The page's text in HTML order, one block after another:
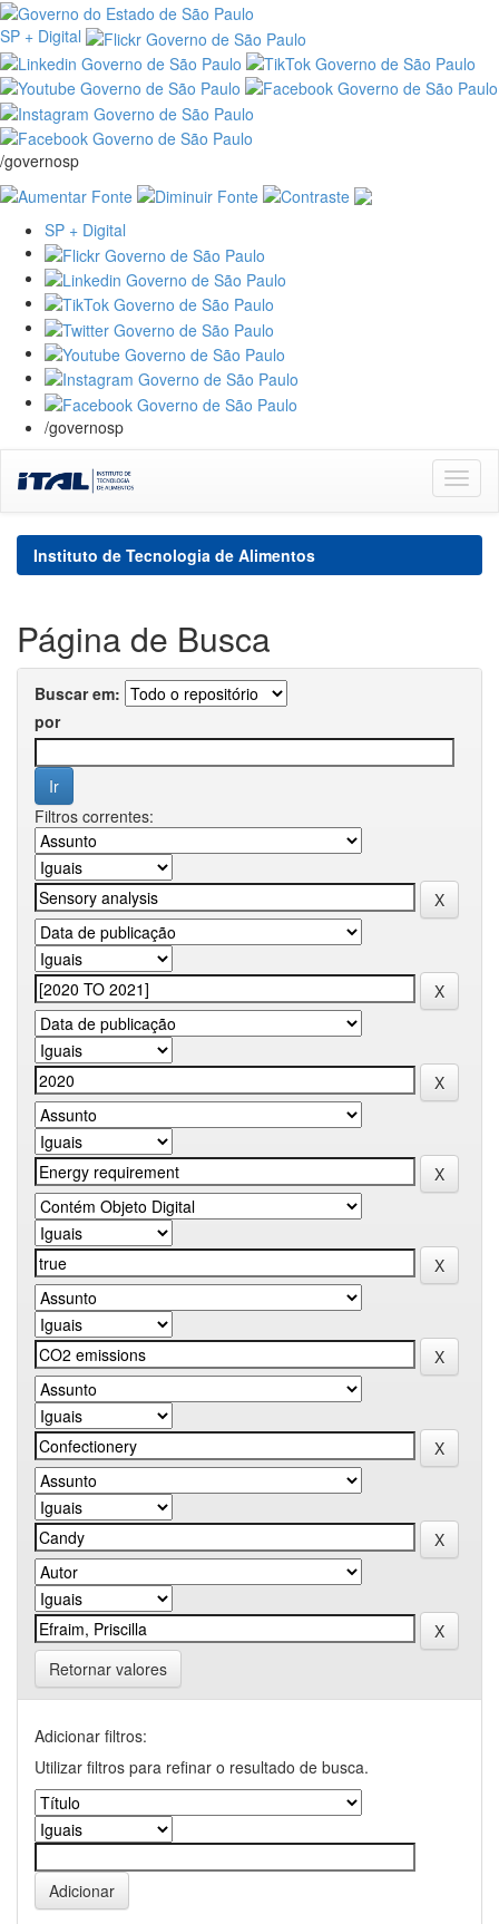
SP + Digital
/governosp
SP + Digital
/governosp
navigation
Instituto de Tecnologia de Alimentos
Página de Busca
Buscar em:
por
Filtros correntes:
Retornar valores
Adicionar filtros:
Utilizar filtros para refinar o resultado de busca.